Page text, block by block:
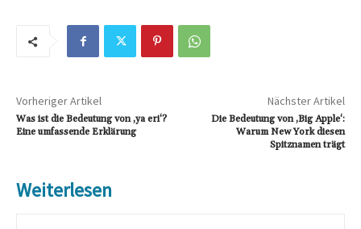
Vorheriger Artikel
Was ist die Bedeutung von ‚ya eri‘?
Eine umfassende Erklärung
Nächster Artikel
Die Bedeutung von ‚Big Apple‘:
Warum New York diesen
Spitznamen trägt
Weiterlesen